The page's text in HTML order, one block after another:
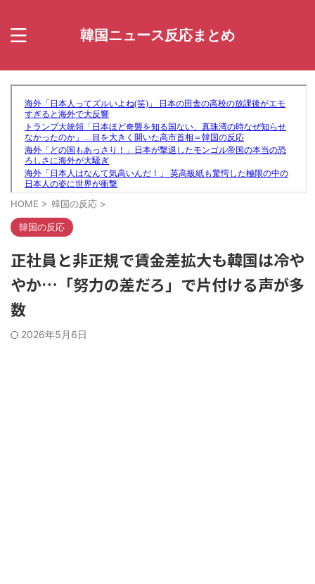
韓国ニュース反応まとめ
HOME > 韓国の反応 >
韓国の反応
正社員と非正規で賃金差拡大も韓国は冷や
やか…「努力の差だろ」で片付ける声が多
数
2026年5月6日